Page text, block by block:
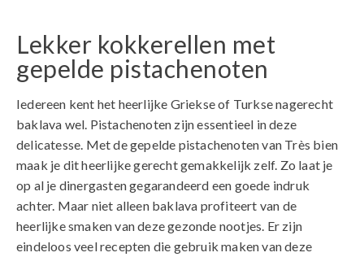
Lekker kokkerellen met
gepelde pistachenoten
Iedereen kent het heerlijke Griekse of Turkse nagerecht
baklava wel. Pistachenoten zijn essentieel in deze
delicatesse. Met de gepelde pistachenoten van Très bien
maak je dit heerlijke gerecht gemakkelijk zelf. Zo laat je
op al je dinergasten gegarandeerd een goede indruk
achter. Maar niet alleen baklava profiteert van de
heerlijke smaken van deze gezonde nootjes. Er zijn
eindeloos veel recepten die gebruik maken van deze